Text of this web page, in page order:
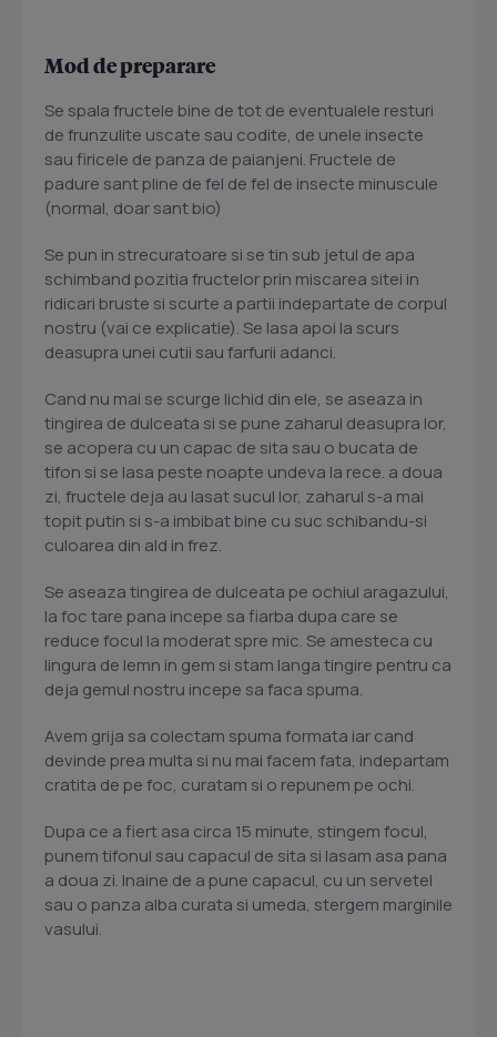
Mod de preparare
Se spala fructele bine de tot de eventualele resturi
de frunzulite uscate sau codite, de unele insecte
sau firicele de panza de paianjeni. Fructele de
padure sant pline de fel de fel de insecte minuscule
(normal, doar sant bio)
Se pun in strecuratoare si se tin sub jetul de apa
schimband pozitia fructelor prin miscarea sitei in
ridicari bruste si scurte a partii indepartate de corpul
nostru (vai ce explicatie). Se lasa apoi la scurs
deasupra unei cutii sau farfurii adanci.
Cand nu mai se scurge lichid din ele, se aseaza in
tingirea de dulceata si se pune zaharul deasupra lor,
se acopera cu un capac de sita sau o bucata de
tifon si se lasa peste noapte undeva la rece. a doua
zi, fructele deja au lasat sucul lor, zaharul s-a mai
topit putin si s-a imbibat bine cu suc schibandu-si
culoarea din ald in frez.
Se aseaza tingirea de dulceata pe ochiul aragazului,
la foc tare pana incepe sa fiarba dupa care se
reduce focul la moderat spre mic. Se amesteca cu
lingura de lemn in gem si stam langa tingire pentru ca
deja gemul nostru incepe sa faca spuma.
Avem grija sa colectam spuma formata iar cand
devinde prea multa si nu mai facem fata, indepartam
cratita de pe foc, curatam si o repunem pe ochi.
Dupa ce a fiert asa circa 15 minute, stingem focul,
punem tifonul sau capacul de sita si lasam asa pana
a doua zi. Inaine de a pune capacul, cu un servetel
sau o panza alba curata si umeda, stergem marginile
vasului.